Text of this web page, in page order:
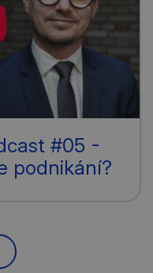
#05 -
podnikání?